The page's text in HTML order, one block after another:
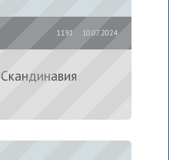
10.07.2024
1191